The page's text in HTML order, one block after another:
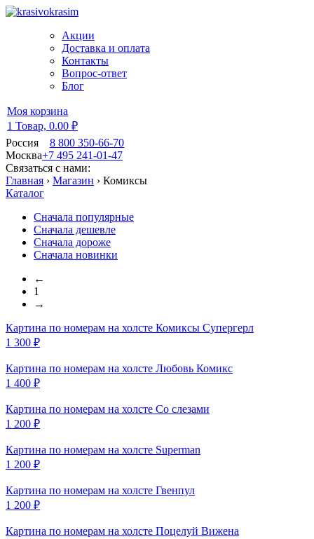
Акции
Доставка и оплата
Контакты
Вопрос-ответ
Блог
Моя корзина
1 Товар, 0.00 ₽
Россия
8 800 350-66-70
Москва+7 495 241-01-47
Связаться с нами:
Главная › Магазин › Комиксы
Каталог
Сначала популярные
Сначала дешевле
Сначала дороже
Сначала новинки
←
1
→
Картина по номерам на холсте Комиксы Супергерл
1 300 ₽
Картина по номерам на холсте Любовь Комикс
1 400 ₽
Картина по номерам на холсте Со слезами
1 200 ₽
Картина по номерам на холсте Superman
1 200 ₽
Картина по номерам на холсте Гвенпул
1 200 ₽
Картина по номерам на холсте Поцелуй Вижена